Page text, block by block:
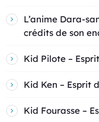
L’anime Dara-
crédits de son
Kid Pilote –
Kid Ken – Esprit
Kid Fourasse –